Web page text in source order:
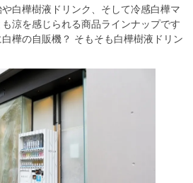
白樺樹液ドリンク、そして冷感白樺マ
涼を感じられる商品ラインナップです
樺の自販機？ そもそも白樺樹液ドリン